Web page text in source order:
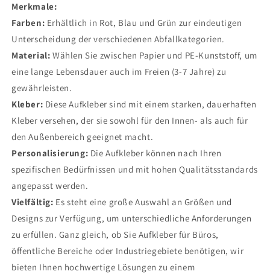
Merkmale:
Farben: Erhältlich in Rot, Blau und Grün zur eindeutigen
Unterscheidung der verschiedenen Abfallkategorien.
Material: Wählen Sie zwischen Papier und PE-Kunststoff, um
eine lange Lebensdauer auch im Freien (3-7 Jahre) zu
gewährleisten.
Kleber: Diese Aufkleber sind mit einem starken, dauerhaften
Kleber versehen, der sie sowohl für den Innen- als auch für
den Außenbereich geeignet macht.
Personalisierung: Die Aufkleber können nach Ihren
spezifischen Bedürfnissen und mit hohen Qualitätsstandards
angepasst werden.
Vielfältig: Es steht eine große Auswahl an Größen und
Designs zur Verfügung, um unterschiedliche Anforderungen
zu erfüllen. Ganz gleich, ob Sie Aufkleber für Büros,
öffentliche Bereiche oder Industriegebiete benötigen, wir
bieten Ihnen hochwertige Lösungen zu einem